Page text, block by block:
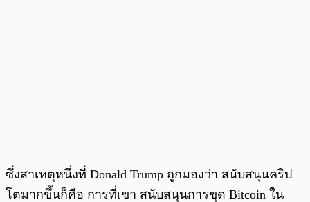
ซึ่งสาเหตุหนึ่งที่ Donald Trump ถูกมองว่า สนับสนุนคริป
โตมากขึ้นก็คือ การที่เขา สนับสนุนการขุด Bitcoin ใน